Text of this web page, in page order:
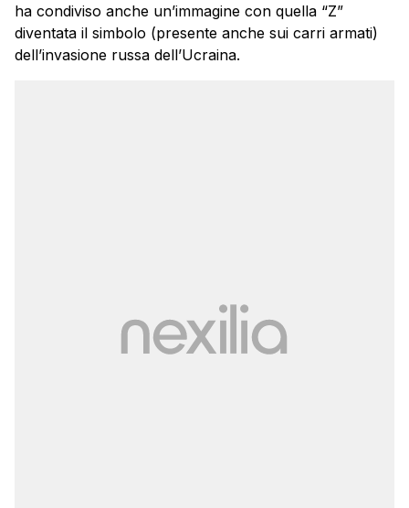
ha condiviso anche un’immagine con quella “Z”
diventata il simbolo (presente anche sui carri armati)
dell’invasione russa dell’Ucraina.